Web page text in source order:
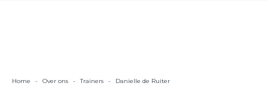
Home - Over ons - Trainers - Danielle de Ruiter